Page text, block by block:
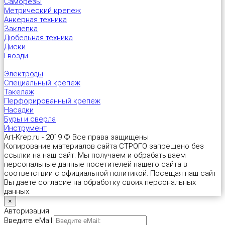
Шуруп-полукольцо
Металлический дюбель-гвоздь
Патроны монтажные
Распорный дюбель с потолочным крюком SX “Wkret-met”
Распорный дюбель с простым крюком PX “Wkret-met”
Распорный дюбель тип S (Ус)
Распорный дюбель тип К (Ёж)
Распорный дюбель трехстороннего распора KPX «Wkret-met»
Складной пружинный дюбель
Перфорированная тарная лента
Пластина соединительная
Скользящая опора для стропил
Угловой соединитель
Уголок крепежный равносторонний (KUR)
Уголок мебельный
Уголок рамный
Узкий уголок (KW)
Стеклорез с деревянной ручкой "Spardia"
Стеклорез с деревянной ручкой "Universal"
Тонкогубцы "Targ German type"
Топор со стеклопластиковой ручкой "Strike"
Уровень плиточника "Metric Tiler"
Шпатель резиновый белый
Шпатель фасадный нержавеющий
Шпатель фасадный нержавеющий, зубчатый 6х6мм
Метрический крепеж
Анкерная техника
Заклепка
Дюбельная техника
Диски
Гвозди
Электроды
Специальный крепеж
Такелаж
Перфорированный крепеж
Насадки
Буры и сверла
Инструмент
Art-Krep.ru - 2019 © Все права защищены
Копирование материалов сайта СТРОГО запрещено без
ссылки на наш сайт. Мы получаем и обрабатываем
персональные данные посетителей нашего сайта в
соответствии с официальной политикой. Посещая наш сайт
Вы даете согласие на обработку своих персональных
данных.
×
Авторизация
Введите eMail: